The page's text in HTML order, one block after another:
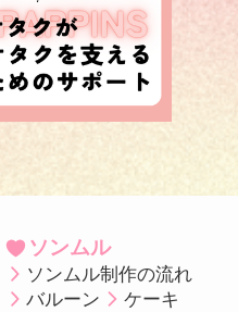
ソンムル
ソンムル制作の流れ
バルーン
ケーキ